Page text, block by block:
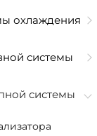
охлаждения
системы
системы